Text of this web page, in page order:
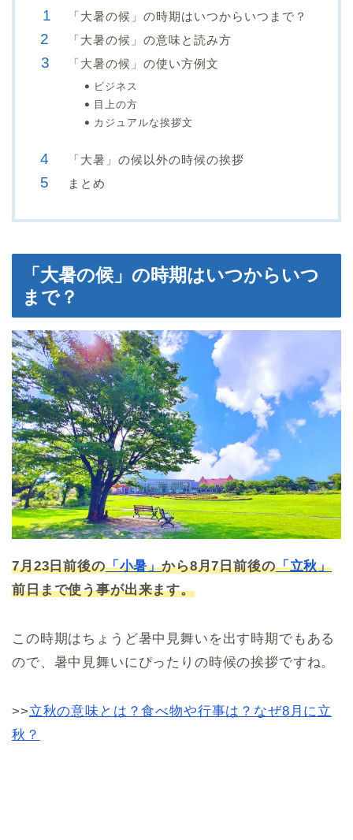
「大暑の候」の時期はいつからいつまで？
「大暑の候」の意味と読み方
「大暑の候」の使い方例文
ビジネス
目上の方
カジュアルな挨拶文
「大暑」の候以外の時候の挨拶
まとめ
「大暑の候」の時期はいつからいつ
まで？
7月23日前後の「小暑」から8月7日前後の「立秋」
前日まで使う事が出来ます。
この時期はちょうど暑中見舞いを出す時期でもある
ので、暑中見舞いにぴったりの時候の挨拶ですね。
>>立秋の意味とは？食べ物や行事は？なぜ8月に立
秋？